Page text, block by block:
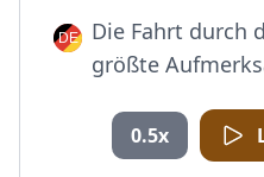
Die Fahrt durch
größte
0.5x